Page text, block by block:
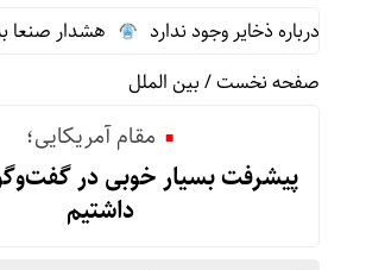
درباره ذخایر وجود ندارد
هشدار صنعا به
صفحه نخست/بین الملل
مقام آمریکایی؛
پیشرفت بسیار خوبی در
داشتیم